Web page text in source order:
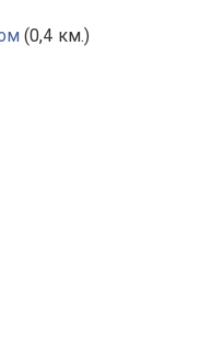
(0,4 км.)